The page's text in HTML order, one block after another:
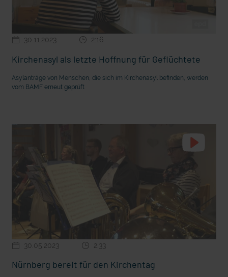
30.11.2023 2:16
Kirchenasyl als letzte Hoffnung für Geflüchtete
Asylanträge von Menschen, die sich im Kirchenasyl befinden, werden
vom BAMF erneut geprüft
30.05.2023 2:33
Nürnberg bereit für den Kirchentag